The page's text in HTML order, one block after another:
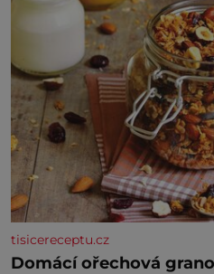
tisicereceptu.cz
Domácí ořechová